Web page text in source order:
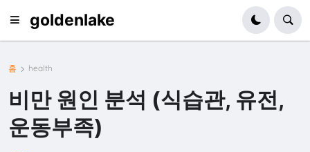
goldenlake
홈 health
비만 원인 분석 (식습관, 유전,
운동부족)